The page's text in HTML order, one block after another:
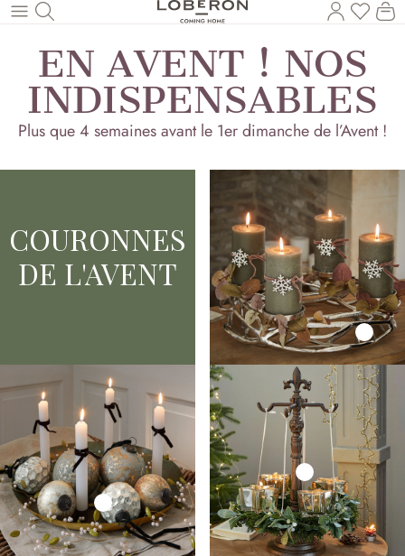
Revenir au contenu principal
Vous
EN AVENT ! NOS
INDISPENSABLES
Plus que 4 semaines avant le 1er dimanche de l’Avent !
COURONNES
DE L'AVENT